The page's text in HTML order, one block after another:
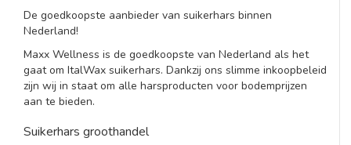
De goedkoopste aanbieder van suikerhars binnen
Nederland!
Maxx Wellness is de goedkoopste van Nederland als het
gaat om ItalWax suikerhars. Dankzij ons slimme inkoopbeleid
zijn wij in staat om alle harsproducten voor bodemprijzen
aan te bieden.
Suikerhars groothandel